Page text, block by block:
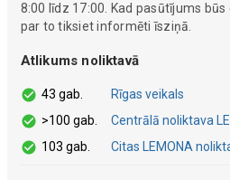
8:00 līdz 17:00. Kad pasūtījums
par to tiksiet informēti īsziņā.
Atlikums noliktavā
43 gab.
Rīgas veikals
>100 gab.
Centrālā noliktava
103 gab.
Citas LEMONA